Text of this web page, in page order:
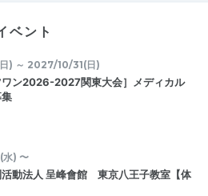
ベント
) ～ 2027/10/31(日)
ワン2026-2027関東大会］メディカル
) 〜
活動法人 呈峰會館 東京八王子教室【体